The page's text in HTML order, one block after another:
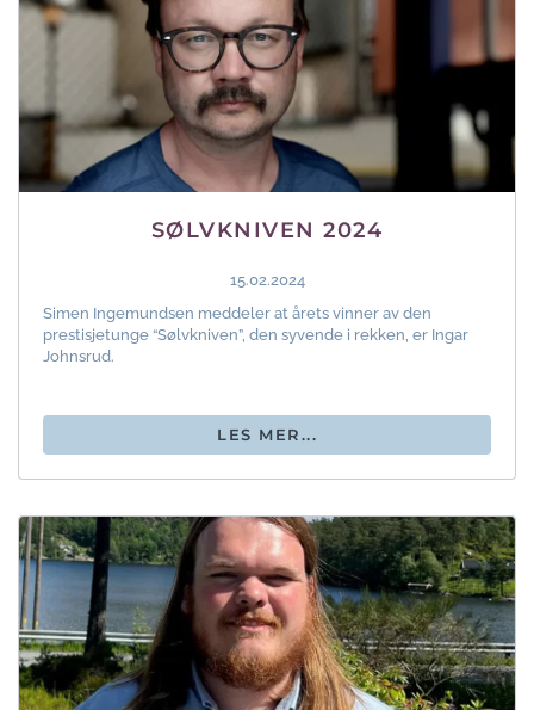
SØLVKNIVEN 2024
15.02.2024
Simen Ingemundsen meddeler at årets vinner av den
prestisjetunge “Sølvkniven”, den syvende i rekken, er Ingar
Johnsrud.
LES MER...